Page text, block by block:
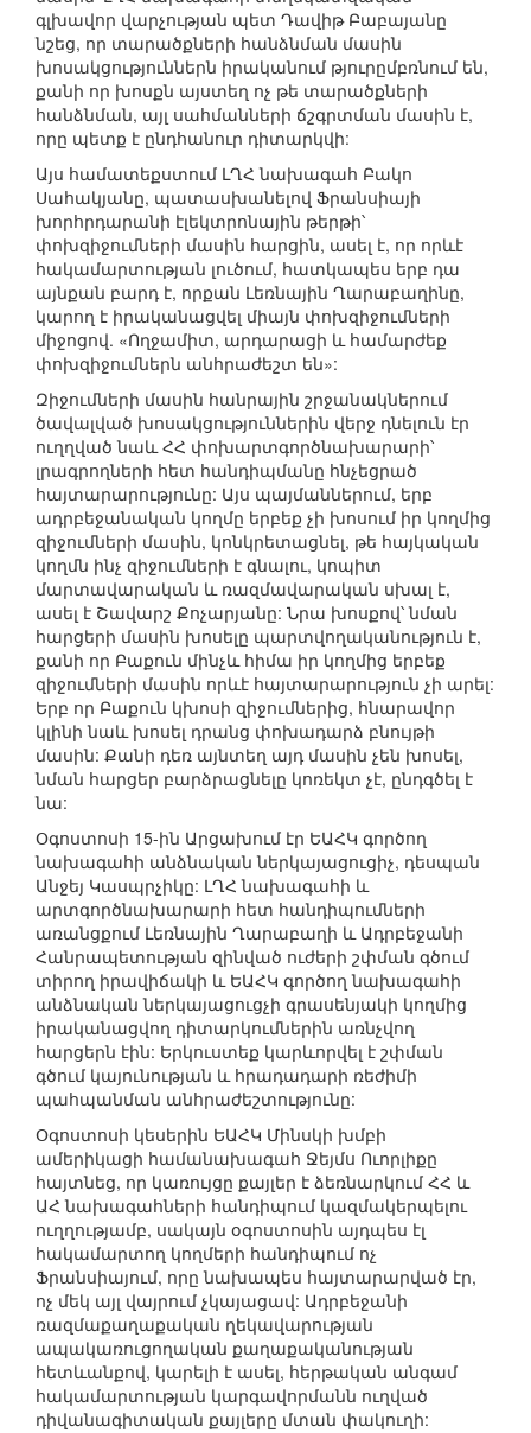
գլխավոր վարչության պետ Դավիթ Բաբայանը
նշեց, որ տարածքների հանձնման մասին
խոսակցություններն իրականում թյուրըմբռնում են,
քանի որ խոսքն այստեղ ոչ թե տարածքների
հանձնման, այլ սահմանների ճշգրտման մասին է,
որը պետք է ընդհանուր դիտարկվի:
Այս համատեքստում ԼՂՀ նախագահ Բակո
Սահակյանը, պատասխանելով Ֆրանսիայի
խորհրդարանի էլեկտրոնային թերթի՝
փոխզիջումների մասին հարցին, ասել է, որ որևէ
հակամարտության լուծում, հատկապես երբ դա
այնքան բարդ է, որքան Լեռնային Ղարաբաղինը,
կարող է իրականացվել միայն փոխզիջումների
միջոցով. «Ողջամիտ, արդարացի և համարժեք
փոխզիջումներն անհրաժեշտ են»:
Զիջումների մասին հանրային շրջանակներում
ծավալված խոսակցություններին վերջ դնելուն էր
ուղղված նաև ՀՀ փոխարտգործնախարարի՝
լրագրողների հետ հանդիպմանը հնչեցրած
հայտարարությունը: Այս պայմաններում, երբ
ադրբեջանական կողմը երբեք չի խոսում իր կողմից
զիջումների մասին, կոնկրետացնել, թե հայկական
կողմն ինչ զիջումների է գնալու, կոպիտ
մարտավարական և ռազմավարական սխալ է,
ասել է Շավարշ Քոչարյանը: Նրա խոսքով՝ նման
հարցերի մասին խոսելը պարտվողականություն է,
քանի որ Բաքուն մինչև հիմա իր կողմից երբեք
զիջումների մասին որևէ հայտարարություն չի արել:
Երբ որ Բաքուն կխոսի զիջումներից, հնարավոր
կլինի նաև խոսել դրանց փոխադարձ բնույթի
մասին: Քանի դեռ այնտեղ այդ մասին չեն խոսել,
նման հարցեր բարձրացնելը կոռեկտ չէ, ընդգծել է
նա:
Օգոստոսի 15-ին Արցախում էր ԵԱՀԿ գործող
նախագահի անձնական ներկայացուցիչ, դեսպան
Անջեյ Կասպրչիկը: ԼՂՀ նախագահի և
արտգործնախարարի հետ հանդիպումների
առանցքում Լեռնային Ղարաբաղի և Ադրբեջանի
Հանրապետության զինված ուժերի շփման գծում
տիրող իրավիճակի և ԵԱՀԿ գործող նախագահի
անձնական ներկայացուցչի գրասենյակի կողմից
իրականացվող դիտարկումներին առնչվող
հարցերն էին: Երկուստեք կարևորվել է շփման
գծում կայունության և հրադադարի ռեժիմի
պահպանման անհրաժեշտությունը:
Օգոստոսի կեսերին ԵԱՀԿ Մինսկի խմբի
ամերիկացի համանախագահ Ջեյմս Ուորլիքը
հայտնեց, որ կառույցը քայլեր է ձեռնարկում ՀՀ և
ԱՀ նախագահների հանդիպում կազմակերպելու
ուղղությամբ, սակայն օգոստոսին այդպես էլ
հակամարտող կողմերի հանդիպում ոչ
Ֆրանսիայում, որը նախապես հայտարարված էր,
ոչ մեկ այլ վայրում չկայացավ: Ադրբեջանի
ռազմաքաղաքական ղեկավարության
ապակառուցողական քաղաքականության
հետևանքով, կարելի է ասել, հերթական անգամ
հակամարտության կարգավորմանն ուղված
դիվանագիտական քայլերը մտան փակուղի: